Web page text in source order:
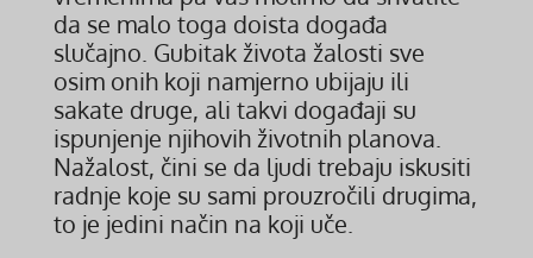
da se malo toga doista događa
slučajno. Gubitak života žalosti sve
osim onih koji namjerno ubijaju ili
sakate druge, ali takvi događaji su
ispunjenje njihovih životnih planova.
Nažalost, čini se da ljudi trebaju iskusiti
radnje koje su sami prouzročili drugima,
to je jedini način na koji uče.